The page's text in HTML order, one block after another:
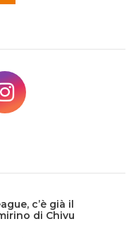
c’è già il
di Chivu